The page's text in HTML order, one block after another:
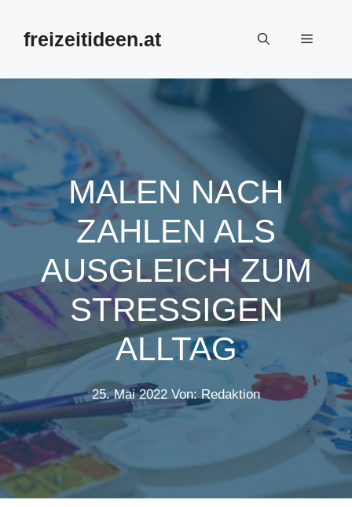
Inhalt
springenfreizeitideen.at Menü
MALEN NACH
ZAHLEN ALS
AUSGLEICH ZUM
STRESSIGEN
ALLTAG
25. Mai 2022 Von: Redaktion